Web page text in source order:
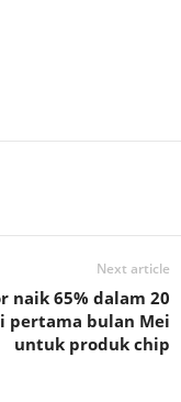
Next article
naik 65% dalam 20
pertama bulan Mei
untuk produk chip